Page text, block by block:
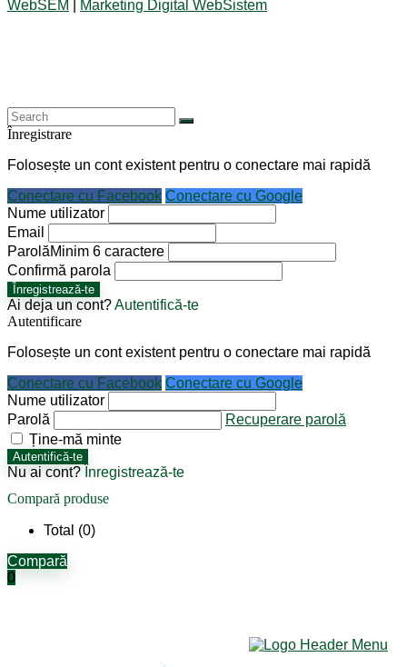
WebSEM Marketing Digital WebSistem
Înregistrare
Folosește un cont existent pentru o conectare mai rapidă
Conectare cu Facebook Conectare cu Google
Nume utilizator
Email
ParolăMinim 6 caractere
Confirmă parola
Înregistrează-te
Ai deja un cont?Autentifică-te
Autentificare
Folosește un cont existent pentru o conectare mai rapidă
Conectare cu Facebook Conectare cu Google
Nume utilizator
Parolă
Recuperare parolă
Ține-mă minte
Autentifică-te
Nu ai cont? Înregistrează-te
Compară produse
Total (0)
Compară
0